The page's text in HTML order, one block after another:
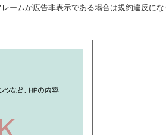
ームが広告非表示である場合は規約違反にな